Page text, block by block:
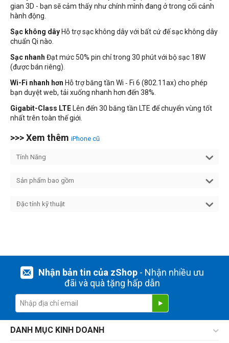
gian 3D - bạn sẽ cảm thấy như chính mình đang ở trong cối cảnh
hành động.
Sạc không dây Hỗ trợ sạc không dây với bất cứ đế sạc không dây
chuẩn Qi nào.
Sạc nhanh Đạt mức 50% pin chỉ trong 30 phút với bộ sạc 18W
(được bán riêng).
Wi-Fi nhanh hơn Hỗ trợ băng tần Wi ‑ Fi 6 (802.11ax) cho phép
bạn duyệt web, tải xuống nhanh hơn đến 38%.
Gigabit-Class LTE Lên đến 30 băng tần LTE để chuyển vùng tốt
nhất trên toàn thế giới.
>>> Xem thêm iPhone cũ
Tính Năng
Sản phẩm bao gồm
Đặc tính kỹ thuật
Nhận bản tin của zShop- Nhận nhiều ưu
đãi và quà tặng hấp dẫn
DANH MỤC KINH DOANH